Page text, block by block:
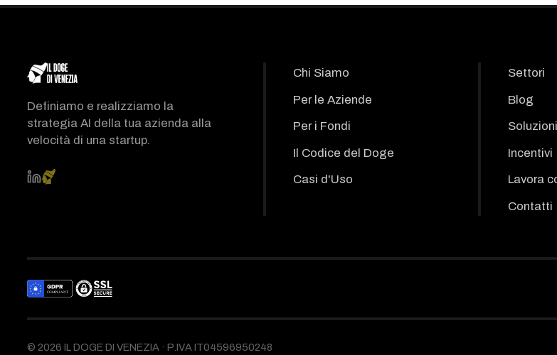
Definiamo e realizziamo la
strategia AI della tua azienda alla
velocità di una startup.
Chi Siamo
Per le Aziende
Per i Fondi
Il Codice del Doge
Casi d'Uso
Settori
Blog
Soluzioni
Incentivi
Lavora
Contatti
© 2026 IL DOGE DI VENEZIA · P.IVA IT04596950248